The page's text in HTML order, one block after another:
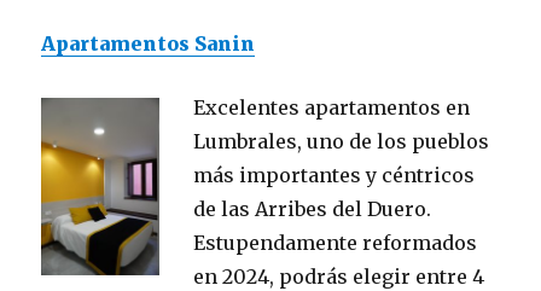
Apartamentos Sanin
Excelentes apartamentos en
Lumbrales, uno de los pueblos
más importantes y céntricos
de las Arribes del Duero.
Estupendamente reformados
en 2024, podrás elegir entre 4